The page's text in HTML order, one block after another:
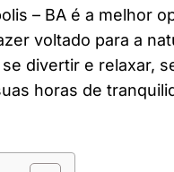
– BA é a melhor
voltado para a
divertir e relaxar,
horas de